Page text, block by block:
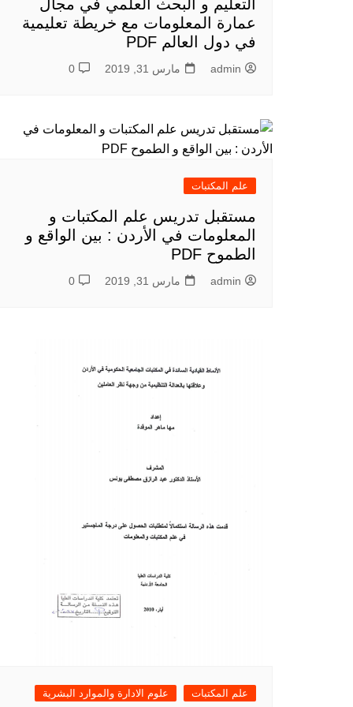
التعليم و البحث العلمي في مجال
عمارة المعلومات مع خريطة تعليمية
في دول العالم PDF
admin مارس 31, 2019 0
علم المكتبات
مستقبل تدريس علم المكتبات و
المعلومات في الأردن : بين الواقع و
الطموح PDF
admin مارس 31, 2019 0
علم المكتبات علوم الادارة والموارد البشرية